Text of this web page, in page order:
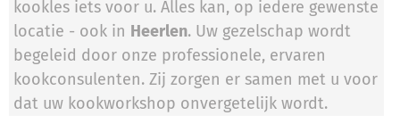
kookles iets voor u. Alles kan, op iedere gewenste
locatie - ook in Heerlen. Uw gezelschap wordt
begeleid door onze professionele, ervaren
kookconsulenten. Zij zorgen er samen met u voor
dat uw kookworkshop onvergetelijk wordt.